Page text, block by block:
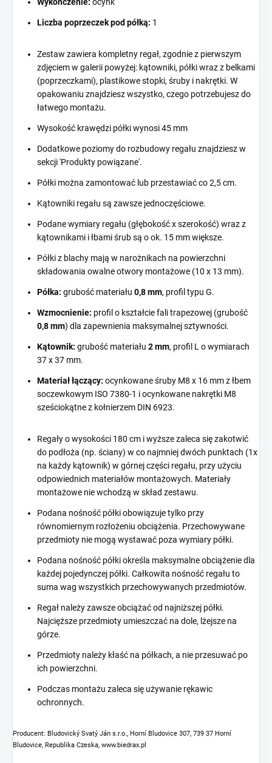
Liczba poprzeczek pod półką: 1
Zestaw zawiera kompletny regał, zgodnie z pierwszym
zdjęciem w galerii powyżej: kątowniki, półki wraz z belkami
(poprzeczkami), plastikowe stopki, śruby i nakrętki. W
opakowaniu znajdziesz wszystko, czego potrzebujesz do
łatwego montażu.
Wysokość krawędzi półki wynosi 45 mm
Dodatkowe poziomy do rozbudowy regału znajdziesz w
sekcji 'Produkty powiązane'.
Półki można zamontować lub przestawiać co 2,5 cm.
Kątowniki regału są zawsze jednoczęściowe.
Podane wymiary regału (głębokość x szerokość) wraz z
kątownikami i łbami śrub są o ok. 15 mm większe.
Półki z blachy mają w narożnikach na powierzchni
składowania owalne otwory montażowe (10 x 13 mm).
Półka: grubość materiału 0,8 mm, profil typu G.
Wzmocnienie: profil o kształcie fali trapezowej (grubość
0,8 mm) dla zapewnienia maksymalnej sztywności.
Kątownik: grubość materiału 2 mm, profil L o wymiarach
37 x 37 mm.
Materiał łączący: ocynkowane śruby M8 x 16 mm z łbem
soczewkowym ISO 7380-1 i ocynkowane nakrętki M8
sześciokątne z kołnierzem DIN 6923.
Regały o wysokości 180 cm i wyższe zaleca się zakotwić
do podłoża (np. ściany) w co najmniej dwóch punktach (1x
na każdy kątownik) w górnej części regału, przy użyciu
odpowiednich materiałów montażowych. Materiały
montażowe nie wchodzą w skład zestawu.
Podana nośność półki obowiązuje tylko przy
równomiernym rozłożeniu obciążenia. Przechowywane
przedmioty nie mogą wystawać poza wymiary półki.
Podana nośność półki określa maksymalne obciążenie dla
każdej pojedynczej półki. Całkowita nośność regału to
suma wag wszystkich przechowywanych przedmiotów.
Regał należy zawsze obciążać od najniższej półki.
Najcięższe przedmioty umieszczać na dole, lżejsze na
górze.
Przedmioty należy kłaść na półkach, a nie przesuwać po
ich powierzchni.
Podczas montażu zaleca się używanie rękawic
ochronnych.
Producent: Bludovický Svatý Ján s.r.o., Horní Bludovice 307, 739 37 Horní
Bludovice, Republika Czeska, www.biedrax.pl